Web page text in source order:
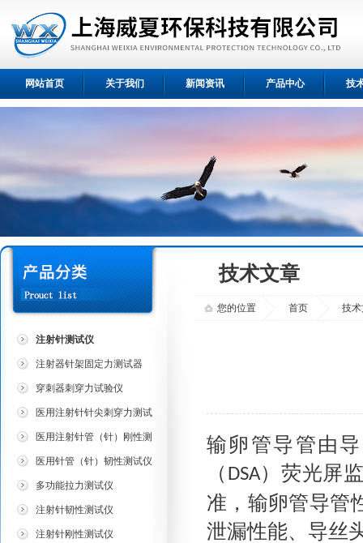
网站首页 关于我们 新闻资讯 产品中心 技
注射针测试仪
注射器针架固定力测试器
穿刺器刺穿力试验仪
医用注射针针尖刺穿力测试
仪
医用注射针管（针）刚性测
试仪
医用针管（针）韧性测试仪
多功能拉力测试仪
注射针韧性测试仪
注射针刚性测试仪
技术文章
您的位置 首页 技
输卵管导管由
（ DSA）荧光屏
准，输卵管导管
泄漏性能、导丝